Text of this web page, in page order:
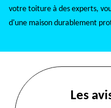
votre toiture à des experts,
d'une maison durablement
Les